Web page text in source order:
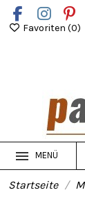
Favoriten (0)
MENÜ
Startseite